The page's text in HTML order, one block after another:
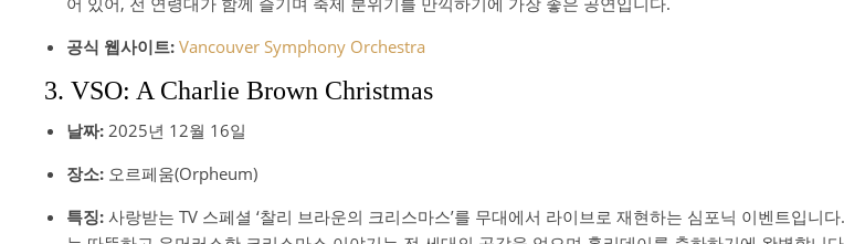
공식 웹사이트: Vancouver Symphony Orchestra
3. VSO: A Charlie Brown Christmas
날짜: 2025년 12월 16일
장소: 오르페움(Orpheum)
특징: 사랑받는 TV 스페셜 ‘찰리 브라운의 크리스마스’를 무대에서 라이브로 재현하는 심포닉 이벤트입니